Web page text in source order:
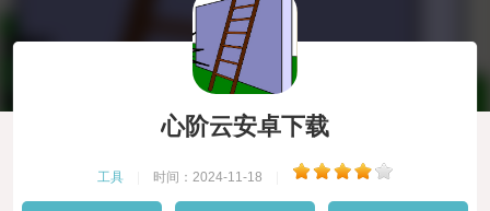
心阶云安卓下载
工具 时间：2024-11-18